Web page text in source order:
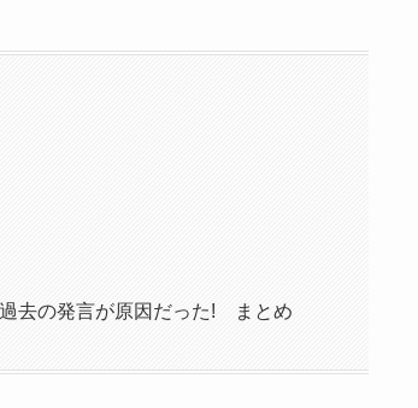
過去の発言が原因だった! まとめ